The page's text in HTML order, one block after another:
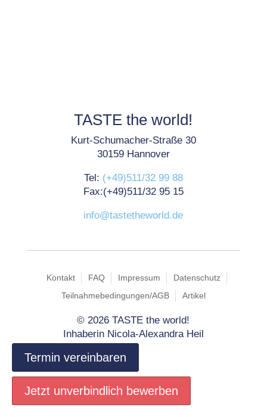
Jetzt unverbindlich bewerben
Jetzt unverbindlich bewerben
Jetzt unverbindlich bewerben
Termin vereinbaren
TASTE the world!
Kurt-Schumacher-Straße 30
30159 Hannover
Tel: (+49)511/32 99 88
Fax:(+49)511/32 95 15
info@tastetheworld.de
Kontakt FAQ Impressum
Datenschutz
Teilnahmebedingungen/AGB
Artikel
©2026 TASTE the world!
Inhaberin Nicola-Alexandra Heil